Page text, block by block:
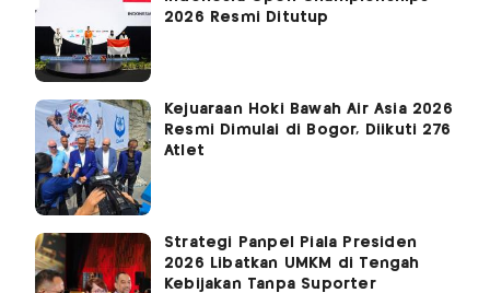
2026 Resmi Ditutup
Kejuaraan Hoki Bawah Air Asia 2026
Resmi Dimulai di Bogor, Diikuti 276
Atlet
Strategi Panpel Piala Presiden
2026 Libatkan UMKM di Tengah
Kebijakan Tanpa Suporter